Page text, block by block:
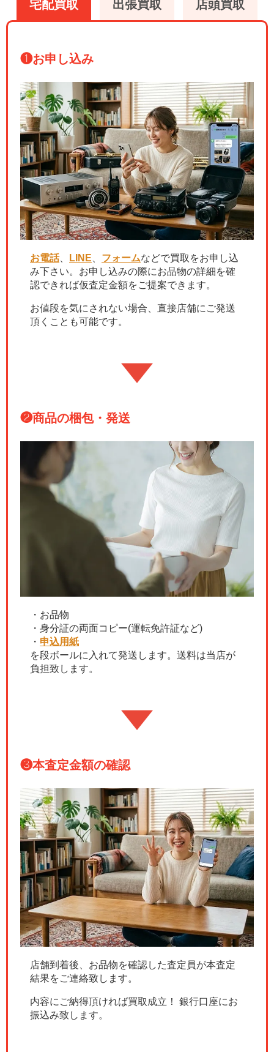
宅配買取 出張買取 店頭買取
❶お申し込み
お電話、 LINE フォームなどで買取をお申し込
み下さい。お申し込みの際にお品物の詳細を確
認できれば仮査定金額をご提案できます。
お値段を気にされない場合、直接店舗にご発送
頂くことも可能です。
❷商品の梱包・発送
・お品物
・身分証の両面コピー(運転免許証など)
・ 申込用紙
を段ボールに入れて発送します。送料は当店が
負担致します。
❸本査定金額の確認
店舗到着後、お品物を確認した査定員が本査定
結果をご連絡致します。
内容にご納得頂ければ買取成立！ 銀行口座にお
振込み致します。